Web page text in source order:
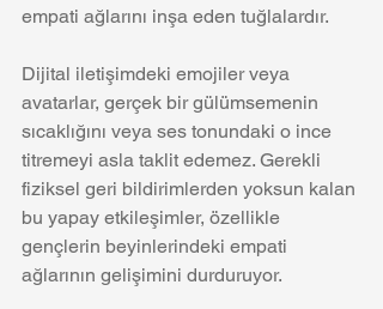
empati ağlarını inşa eden tuğlalardır.
Dijital iletişimdeki emojiler veya
avatarlar, gerçek bir gülümsemenin
sıcaklığını veya ses tonundaki o ince
titremeyi asla taklit edemez. Gerekli
fiziksel geri bildirimlerden yoksun kalan
bu yapay etkileşimler, özellikle
gençlerin beyinlerindeki empati
ağlarının gelişimini durduruyor.